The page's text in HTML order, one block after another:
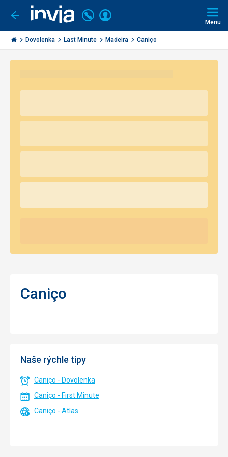
Ísť
späť
Invia.sk
Volajte
+421
2
3221
Prihlásiť
Menu
Dovolenka Last Minute Madeira Caniço
Caniço
Naše rýchle tipy
Caniço - Dovolenka
Caniço - First Minute
Caniço - Atlas